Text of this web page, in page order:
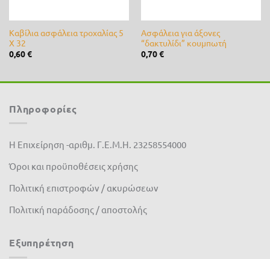
Καβίλια ασφάλεια τροχαλίας 5
X 32
0,60€
Ασφάλεια για άξονες
“δακτυλίδι” κουμπωτή
0,70€
Πληροφορίες
Η Επιχείρηση -αριθμ. Γ.Ε.Μ.Η. 23258554000
Όροι και προϋποθέσεις χρήσης
Πολιτική επιστροφών / ακυρώσεων
Πολιτική παράδοσης / αποστολής
Εξυπηρέτηση